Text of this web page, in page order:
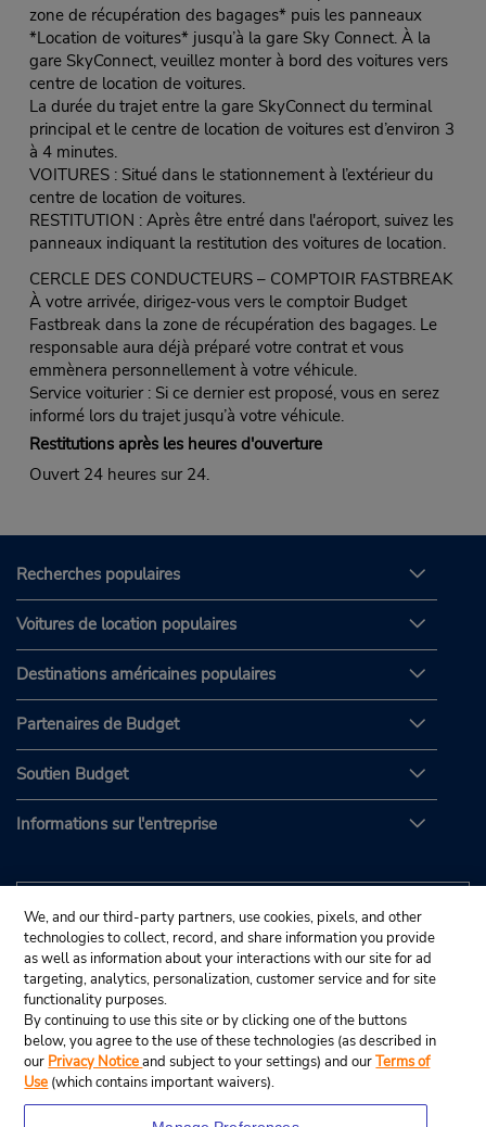
zone de récupération des bagages* puis les panneaux
*Location de voitures* jusqu’à la gare Sky Connect. À la
gare SkyConnect, veuillez monter à bord des voitures vers
centre de location de voitures.
La durée du trajet entre la gare SkyConnect du terminal
principal et le centre de location de voitures est d’environ 3
à 4 minutes.
VOITURES : Situé dans le stationnement à l’extérieur du
centre de location de voitures.
RESTITUTION : Après être entré dans l'aéroport, suivez les
panneaux indiquant la restitution des voitures de location.
CERCLE DES CONDUCTEURS – COMPTOIR FASTBREAK
À votre arrivée, dirigez-vous vers le comptoir Budget
Fastbreak dans la zone de récupération des bagages. Le
responsable aura déjà préparé votre contrat et vous
emmènera personnellement à votre véhicule.
Service voiturier : Si ce dernier est proposé, vous en serez
informé lors du trajet jusqu’à votre véhicule.
Restitutions après les heures d'ouverture
Ouvert 24 heures sur 24.
Recherches populaires
Voitures de location populaires
Destinations américaines populaires
Partenaires de Budget
Soutien Budget
Informations sur l'entreprise
We, and our third-party partners, use cookies, pixels, and other
technologies to collect, record, and share information you provide
as well as information about your interactions with our site for ad
targeting, analytics, personalization, customer service and for site
functionality purposes.
By continuing to use this site or by clicking one of the buttons
below, you agree to the use of these technologies (as described in
our Privacy Noticeand subject to your settings) and ourTerms of
Use (which contains important waivers).